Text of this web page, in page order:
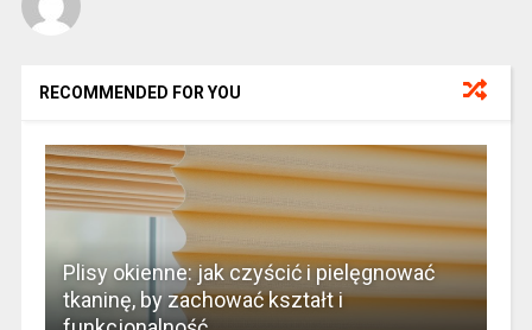
RECOMMENDED FOR YOU
Plisy okienne: jak czyścić i pielęgnować
tkaninę, by zachować kształt i